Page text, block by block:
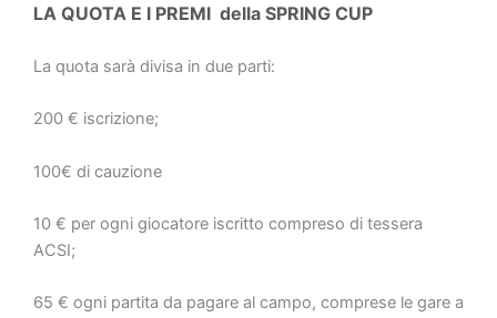
LA QUOTA E I PREMI della SPRING CUP
La quota sarà divisa in due parti:
200 € iscrizione;
100€ di cauzione
10 € per ogni giocatore iscritto compreso di tessera
ACSI;
65 € ogni partita da pagare al campo, comprese le gare a